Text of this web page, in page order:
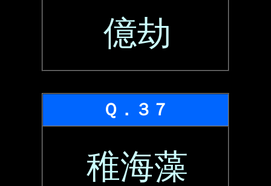
億劫
Ｑ．３７
稚海藻